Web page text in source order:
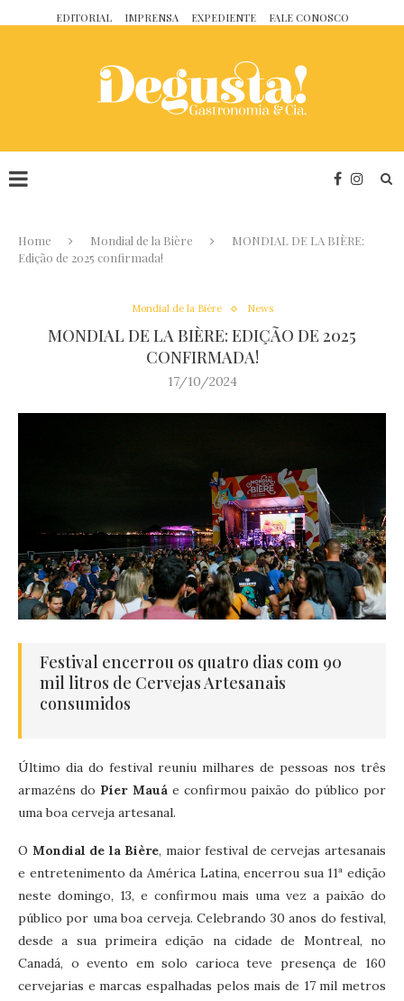
EDITORIAL IMPRENSA EXPEDIENTE FALE CONOSCO
Home Mondial de la Bière
MONDIAL DE LA BIÈRE:
Edição de 2025 confirmada!
Mondial de la Bière News
MONDIAL DE LA BIÈRE: EDIÇÃO DE 2025
CONFIRMADA!
17/10/2024
Festival encerrou os quatro dias com 90
mil litros de Cervejas Artesanais
consumidos
Último dia do festival reuniu milhares de pessoas nos três
armazéns do Píer Mauáe confirmou paixão do público por
uma boa cerveja artesanal.
O Mondial de la Bière, maior festival de cervejas artesanais
e entretenimento da América Latina, encerrou sua 11ª edição
neste domingo, 13, e confirmou mais uma vez a paixão do
público por uma boa cerveja. Celebrando 30 anos do festival,
desde a sua primeira edição na cidade de Montreal, no
Canadá, o evento em solo carioca teve presença de 160
cervejarias e marcas espalhadas pelos mais de 17 mil metros